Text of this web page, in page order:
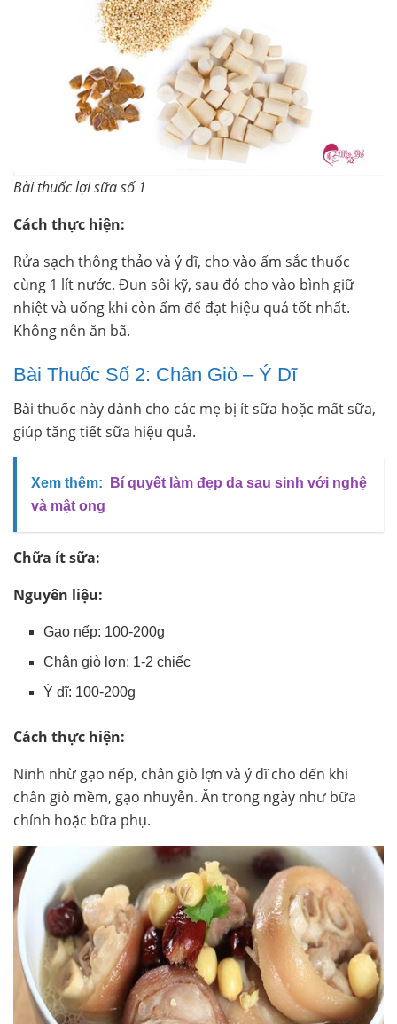
Bài thuốc lợi sữa số 1
Cách thực hiện:
Rửa sạch thông thảo và ý dĩ, cho vào ấm sắc thuốc
cùng 1 lít nước. Đun sôi kỹ, sau đó cho vào bình giữ
nhiệt và uống khi còn ấm để đạt hiệu quả tốt nhất.
Không nên ăn bã.
Bài Thuốc Số 2: Chân Giò – Ý Dĩ
Bài thuốc này dành cho các mẹ bị ít sữa hoặc mất sữa,
giúp tăng tiết sữa hiệu quả.
Xem thêm:
Bí quyết làm đẹp da sau sinh với nghệ
và mật ong
Chữa ít sữa:
Nguyên liệu:
Gạo nếp: 100-200g
Chân giò lợn: 1-2 chiếc
Ý dĩ: 100-200g
Cách thực hiện:
Ninh nhừ gạo nếp, chân giò lợn và ý dĩ cho đến khi
chân giò mềm, gạo nhuyễn. Ăn trong ngày như bữa
chính hoặc bữa phụ.